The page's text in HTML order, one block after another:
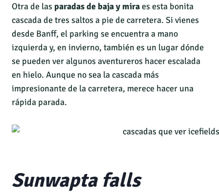
Otra de las paradas de baja y miraes esta bonita
cascada de tres saltos a pie de carretera. Si vienes
desde Banff, el parking se encuentra a mano
izquierda y, en invierno, también es un lugar dónde
se pueden ver algunos aventureros hacer escalada
en hielo. Aunque no sea la cascada más
impresionante de la carretera, merece hacer una
rápida parada.
Sunwapta falls